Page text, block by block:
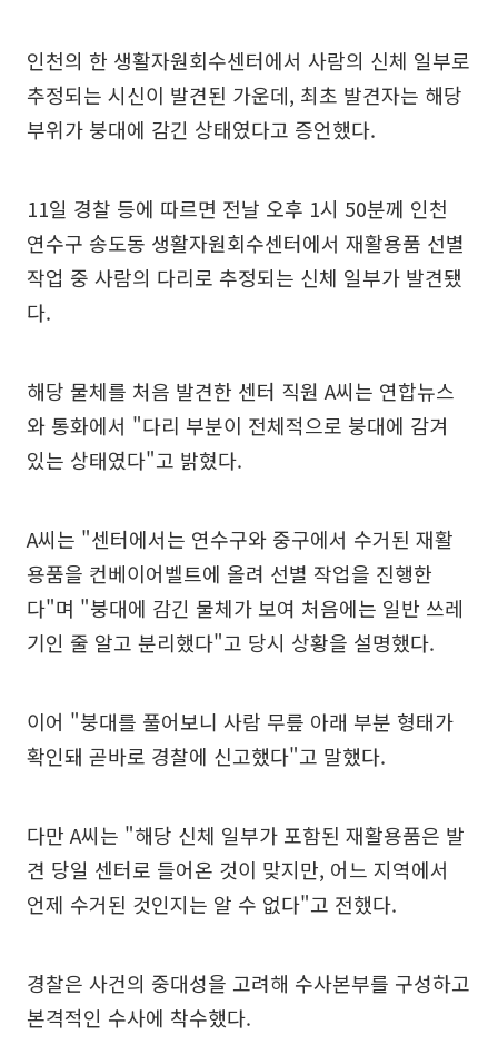
인천의 한 생활자원회수센터에서 사람의 신체 일부로
추정되는 시신이 발견된 가운데, 최초 발견자는 해당
부위가 붕대에 감긴 상태였다고 증언했다.
11일 경찰 등에 따르면 전날 오후 1시 50분께 인천
연수구 송도동 생활자원회수센터에서 재활용품 선별
작업 중 사람의 다리로 추정되는 신체 일부가 발견됐
다.
해당 물체를 처음 발견한 센터 직원 A씨는 연합뉴스
와 통화에서 "다리 부분이 전체적으로 붕대에 감겨
있는 상태였다"고 밝혔다.
A씨는 "센터에서는 연수구와 중구에서 수거된 재활
용품을 컨베이어벨트에 올려 선별 작업을 진행한
다"며 "붕대에 감긴 물체가 보여 처음에는 일반 쓰레
기인 줄 알고 분리했다"고 당시 상황을 설명했다.
이어 "붕대를 풀어보니 사람 무릎 아래 부분 형태가
확인돼 곧바로 경찰에 신고했다"고 말했다.
다만 A씨는 "해당 신체 일부가 포함된 재활용품은 발
견 당일 센터로 들어온 것이 맞지만, 어느 지역에서
언제 수거된 것인지는 알 수 없다"고 전했다.
경찰은 사건의 중대성을 고려해 수사본부를 구성하고
본격적인 수사에 착수했다.